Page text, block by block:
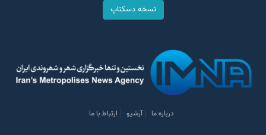
نسخه دسکتاپ
درباره ما آرشیو ارتباط با ما